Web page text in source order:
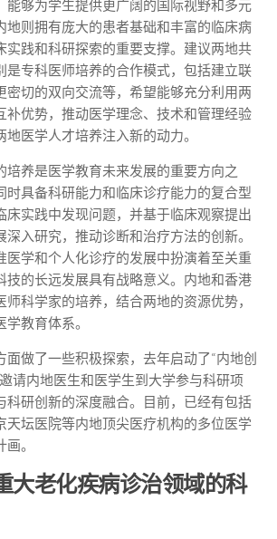
能够为学生提供更广阔的国际视野和多元
地则拥有庞大的患者基础和丰富的临床病
实践和科研探索的重要支撑。建议两地共
是专科医师培养的合作模式，包括建立联
密切的双向交流等，希望能够充分利用两
补优势，推动医学理念、技术和管理经验
医学人才培养注入新的动力。
培养是医学教育未来发展的重要方向之
时具备科研能力和临床诊疗能力的复合型
床实践中发现问题，并基于临床观察提出
入研究，推动诊断和治疗方法的创新。
医学和个人化诊疗的发展中扮演着至关重
技的长远发展具有战略意义。内地和香港
科学家的培养，结合两地的资源优势，
教育体系。
面做了一些积极探索，去年启动了“内地创
请内地医生和医学生到大学参与科研项
科研创新的深度融合。目前，已经有包括
天坛医院等内地顶尖医疗机构的多位医学
。
大老化疾病诊治领域的科